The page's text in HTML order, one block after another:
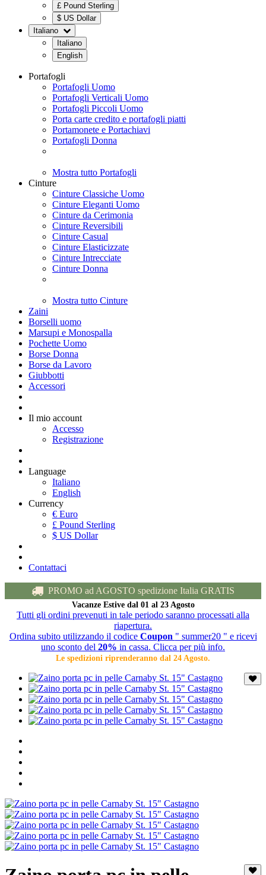
£ Pound Sterling
$ US Dollar
Italiano
Italiano
English
Portafogli
Portafogli Uomo
Portafogli Verticali Uomo
Portafogli Piccoli Uomo
Porta carte credito e portafogli piatti
Portamonete e Portachiavi
Portafogli Donna
Mostra tutto Portafogli
Cinture
Cinture Classiche Uomo
Cinture Eleganti Uomo
Cinture da Cerimonia
Cinture Reversibili
Cinture Casual
Cinture Elasticizzate
Cinture Intrecciate
Cinture Donna
Mostra tutto Cinture
Zaini
Borselli uomo
Marsupi e Monospalla
Pochette Uomo
Borse Donna
Borse da Lavoro
Giubbotti
Accessori
Il mio account
Accesso
Registrazione
Language
Italiano
English
Currency
€ Euro
£ Pound Sterling
$ US Dollar
Contattaci
PROMO ad AGOSTO spedizione Italia GRATIS
Vacanze Estive dal 01 al 23 Agosto
Tutti gli ordini prevenuti in tale periodo saranno processati alla
riapertura.
Ordina subito utilizzando il codice Coupon " summer20 " e ricevi
uno sconto del 20% in cassa. Clicca per più info.
Le spedizioni riprenderanno dal 24 Agosto.